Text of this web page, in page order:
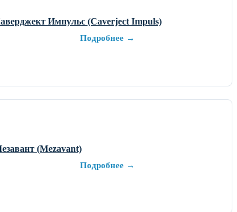
Импульс (Caverject Impuls)
Подробнее →
(Mezavant)
Подробнее →